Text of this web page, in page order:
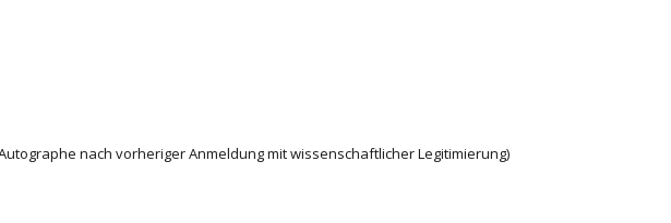
nach vorheriger Anmeldung mit wissenschaftlicher Legitimierung)